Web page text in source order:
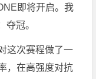
即将开启。我
夺冠。
这次赛程做了一
，在高强度对抗